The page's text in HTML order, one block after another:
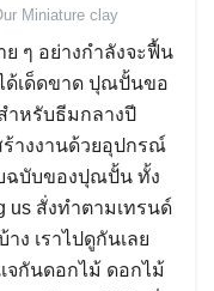
Miniature clay
ๆ อย่างกำลังจะฟื้น
ด้เด็ดขาด ปุณปั้นขอ
ำหรับธีมกลางปี
ร้างงานด้วยอุปกรณ์
ฉบับของปุณปั้น ทั้ง
us สั่งทำตามเทรนด์
ง เราไปดูกันเลย
จกันดอกไม้ ดอกไม้